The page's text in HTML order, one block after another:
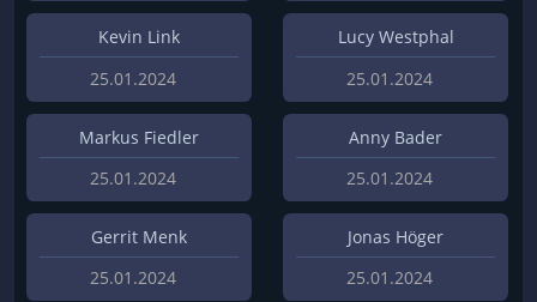
Kevin Link
25.01.2024
Lucy Westphal
25.01.2024
Markus Fiedler
25.01.2024
Anny Bader
25.01.2024
Gerrit Menk
25.01.2024
Jonas Höger
25.01.2024